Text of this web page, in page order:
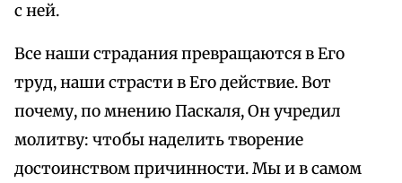
с ней.
Все наши страдания превращаются в Его
труд, наши страсти в Его действие. Вот
почему, по мнению Паскаля, Он учредил
молитву: чтобы наделить творение
достоинством причинности. Мы и в самом